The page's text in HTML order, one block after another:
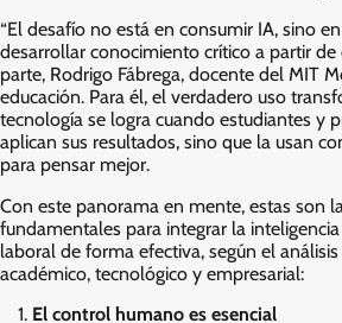
“El desafío no está en consumir IA, sino
desarrollar conocimiento crítico a partir de
parte, Rodrigo Fábrega, docente del MIT
educación. Para él, el verdadero uso
tecnología se logra cuando estudiantes y
aplican sus resultados, sino que la usan
para pensar mejor.
Con este panorama en mente, estas son
fundamentales para integrar la
laboral de forma efectiva, según el
académico, tecnológico y empresarial:
El control humano es esencial